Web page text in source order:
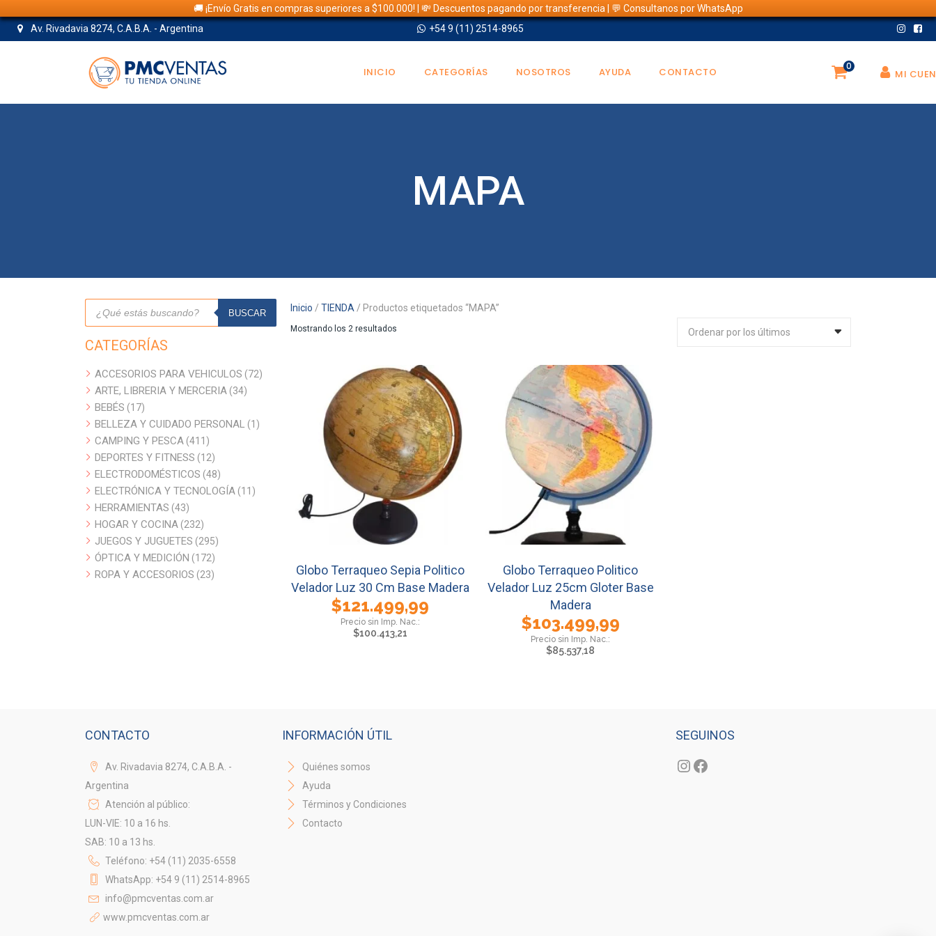
🚚 ¡Envío Gratis en compras superiores a $100.000! | 💸 Descuentos pagando por transferencia | 💬 Consultanos por WhatsApp
Av. Rivadavia 8274, C.A.B.A. - Argentina
+54 9 (11) 2514-8965
INICIO CATEGORÍAS NOSOTROS AYUDA CONTACTO MI
0
MAPA
Búsqueda
productos
BUSCAR
CATEGORÍAS
ACCESORIOS PARA VEHICULOS 7272
ARTE, LIBRERIA Y MERCERIA 3434
BEBÉS 1717
productos
BELLEZA Y CUIDADO PERSONAL 1 1
CAMPING Y PESCA 411 411
productos
DEPORTES Y FITNESS 1212
productos
ELECTRODOMÉSTICOS 4848
productos
ELECTRÓNICA Y TECNOLOGÍA 11 11
HERRAMIENTAS 4343
productos
HOGAR Y COCINA 232232
productos
JUEGOS Y JUGUETES 295295
ÓPTICA Y MEDICIÓN 172172
productos
ROPA Y ACCESORIOS 2323
Inicio / TIENDA / Productos etiquetados “MAPA”
Mostrando los 2 resultados
los
últimos
Ordenar por los últimos
Globo Terraqueo Sepia Politico
Velador Luz 30 Cm Base Madera
$121.499,99
$100.413,21
Globo Terraqueo Politico
Velador Luz 25cm Gloter Base
Madera
$103.499,99
$85.537,18
CONTACTO
Av. Rivadavia 8274, C.A.B.A. -
Argentina
Atención al público:
LUN-VIE: 10 a 16 hs.
SAB: 10 a 13 hs.
Teléfono: +54 (11) 2035-6558
WhatsApp: +54 9 (11) 2514-8965
info@pmcventas.com.ar
www.pmcventas.com.ar
INFORMACIÓN ÚTIL
Quiénes somos
Ayuda
Términos y Condiciones
Contacto
SEGUINOS
Instagram
Facebook